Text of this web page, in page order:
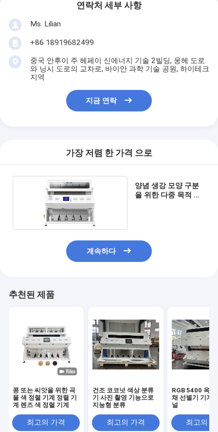
연락처 세부 사항
Ms. Lilian
+86 18919682499
중국 안후이 주 헤페이 신에너지 기술 2빌딩, 웅헤 도로
와 닝시 도로의 교차로, 바이안 과학 기술 공원, 하이테크
지역
지금 연락
가장 저렴 한 가격 으로
양념 생강 모양 구분
을 위한 다중 목적 낟
계속하다
추천된 제품
콩 또는 씨앗을 위한 곡
물 색 정렬 기계 정렬 기
계 렌즈 색 정렬 기계
최고의 가격
건조 코코넛 색상 분류
기 사진 촬영 기능으로
지능형 분류
최고의 가격
RGB 5400 옥수
채 선별기 기계
널
최고의